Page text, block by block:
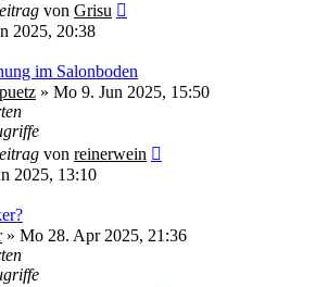
von Grisu
2025, 20:38
im Salonboden
» Mo 9. Jun 2025, 15:50
von reinerwein
2025, 13:10
» Mo 28. Apr 2025, 21:36